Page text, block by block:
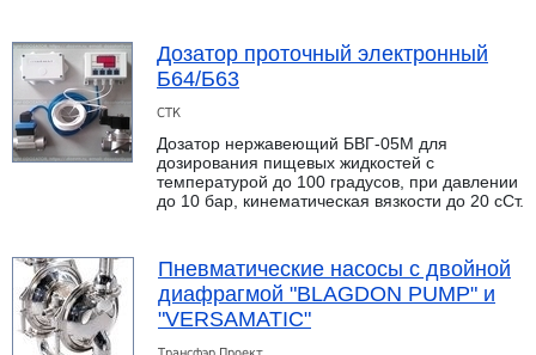
Дозатор проточный электронный
Б64/Б63
СТК
Дозатор нержавеющий БВГ-05М для
дозирования пищевых жидкостей с
температурой до 100 градусов, при давлении
до 10 бар, кинематическая вязкости до 20 сСт.
Пневматические насосы с двойной
диафрагмой "BLAGDON PUMP" и
"VERSAMATIC"